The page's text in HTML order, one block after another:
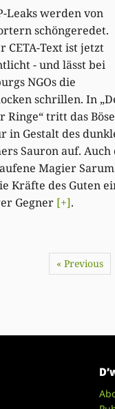
Leaks werden von
schöngeredet.
CETA-Text ist jetzt
- und lässt bei
NGOs die
schrillen. In
Ringe“ tritt das Böse
in Gestalt des
Sauron auf. Auch
Magier
Kräfte des Guten
Gegner [+].
« Previous